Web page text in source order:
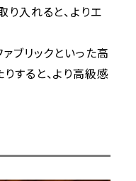
り入れると、よりエ
ブリックといった高
すると、より高級感